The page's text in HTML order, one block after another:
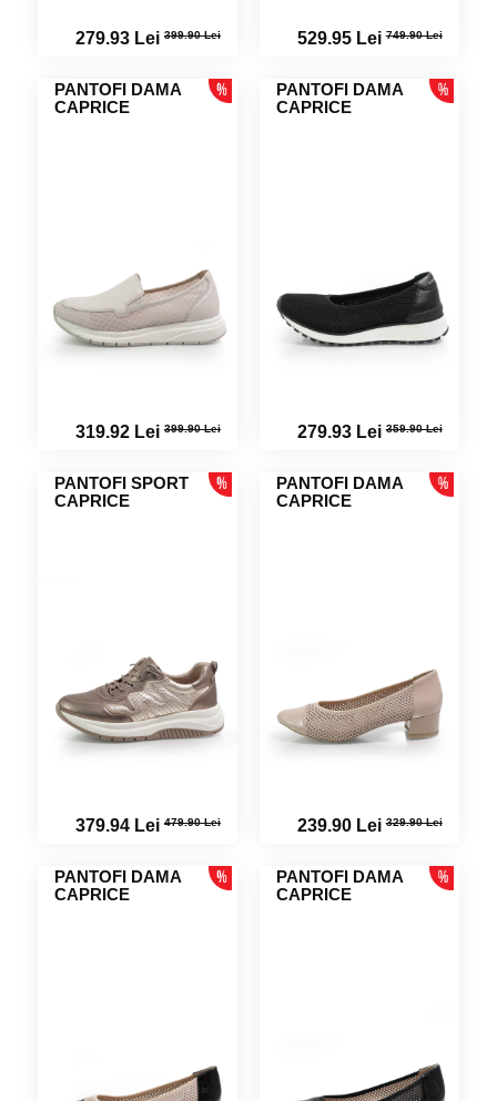
279.93 Lei 399.90 Lei 529.95 Lei749.90 Lei
PANTOFI DAMA
CAPRICE
319.92 Lei 399.90 Lei
PANTOFI DAMA
CAPRICE
279.93 Lei359.90 Lei
PANTOFI SPORT
CAPRICE
379.94 Lei 479.90 Lei
PANTOFI DAMA
CAPRICE
239.90 Lei329.90 Lei
PANTOFI DAMA
CAPRICE
PANTOFI DAMA
CAPRICE